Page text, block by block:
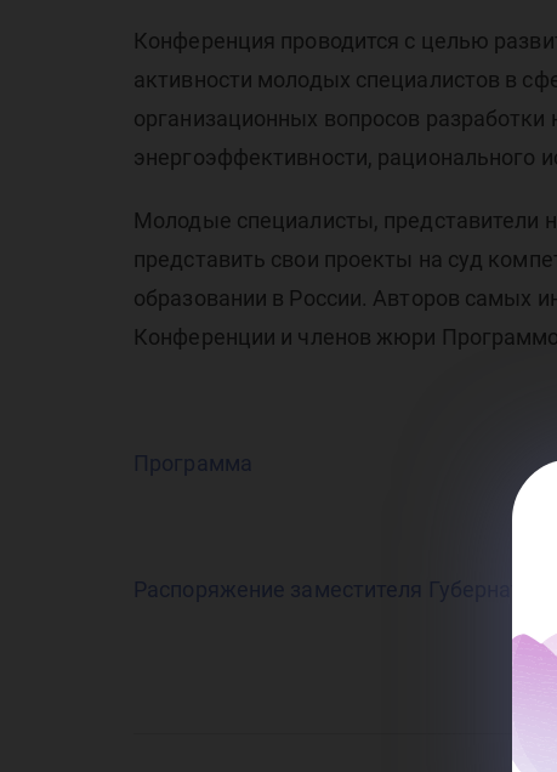
Конференция проводится с целью
активности молодых специалистов в
организационных вопросов
энергоэффективности, рационального
Молодые специалисты, представители
представить свои проекты на суд
образовании в России. Авторов самых
Конференции и членов жюри
Программа
Распоряжение заместителя